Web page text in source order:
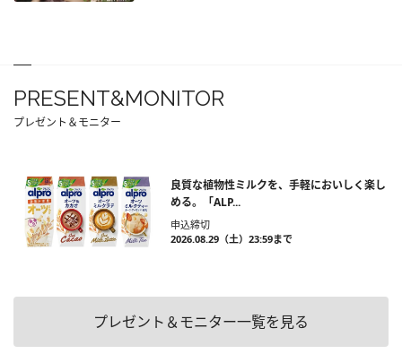
PRESENT&MONITOR
プレゼント＆モニター
良質な植物性ミルクを、手軽においしく楽し
める。「ALP...
申込締切
2026.08.29（土）23:59まで
プレゼント＆モニター一覧を見る